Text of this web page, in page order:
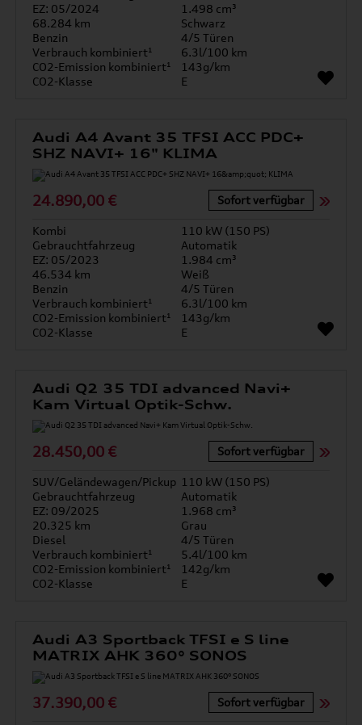
EZ: 05/2024
1.498 cm³
68.284 km
Schwarz
Benzin
4/5 Türen
Verbrauch kombiniert¹
6.3l/100 km
CO2-Emission kombiniert¹
143g/km
CO2-Klasse
E
Audi A4 Avant 35 TFSI ACC PDC+
SHZ NAVI+ 16" KLIMA
24.890,00 € Sofort verfügbar
Kombi
110 kW (150 PS)
Gebrauchtfahrzeug
Automatik
EZ: 05/2023
1.984 cm³
46.534 km
Weiß
Benzin
4/5 Türen
Verbrauch kombiniert¹
6.3l/100 km
CO2-Emission kombiniert¹
143g/km
CO2-Klasse
E
Audi Q2 35 TDI advanced Navi+
Kam Virtual Optik-Schw.
28.450,00 € Sofort verfügbar
SUV/Geländewagen/Pickup 110 kW (150 PS)
Gebrauchtfahrzeug
Automatik
EZ: 09/2025
1.968 cm³
20.325 km
Grau
Diesel
4/5 Türen
Verbrauch kombiniert¹
5.4l/100 km
CO2-Emission kombiniert¹
142g/km
CO2-Klasse
E
Audi A3 Sportback TFSI e S line
MATRIX AHK 360° SONOS
37.390,00 € Sofort verfügbar